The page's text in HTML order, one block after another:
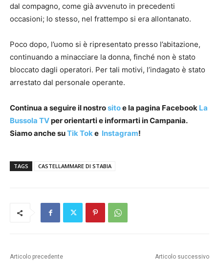
dal compagno, come già avvenuto in precedenti
occasioni; lo stesso, nel frattempo si era allontanato.
Poco dopo, l’uomo si è ripresentato presso l’abitazione,
continuando a minacciare la donna, finché non è stato
bloccato dagli operatori. Per tali motivi, l’indagato è stato
arrestato dal personale operante.
Continua a seguire il nostrositoe la pagina Facebook La
Bussola TVper orientarti e informarti in Campania.
Siamo anche suTik Toke Instagram!
TAGS CASTELLAMMARE DI STABIA
Articolo precedente Articolo successivo